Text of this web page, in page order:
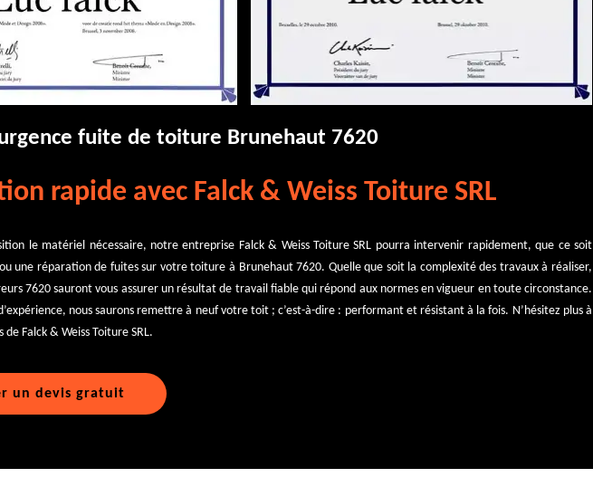
fuite de toiture Brunehaut 7620
rapide avec Falck & Weiss Toiture SRL
le matériel nécessaire, notre entreprise Falck & Weiss Toiture SRL pourra intervenir rapidement, que ce soit
une réparation de fuites sur votre toiture à Brunehaut 7620. Quelle que soit la complexité des travaux à réaliser,
7620 sauront vous assurer un résultat de travail fiable qui répond aux normes en vigueur en toute circonstance.
nous saurons remettre à neuf votre toit ; c’est-à-dire : performant et résistant à la fois. N’hésitez plus à
Falck & Weiss Toiture SRL.
un devis gratuit